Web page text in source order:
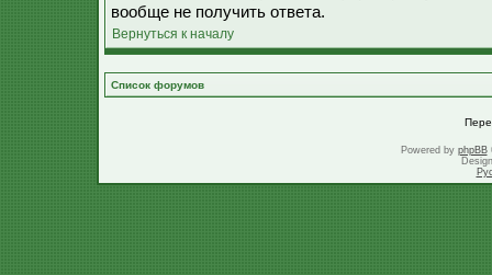
вообще не получить ответа.
Вернуться к началу
Список форумов
Powered by phpBB